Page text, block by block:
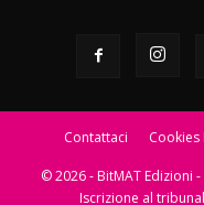
Contattaci Cookies
© 2026 - BitMAT Edizioni
Iscrizione al